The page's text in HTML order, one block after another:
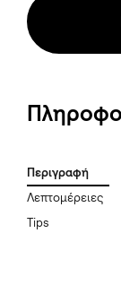
Περιγραφή
Λεπτομέρειες
Tips